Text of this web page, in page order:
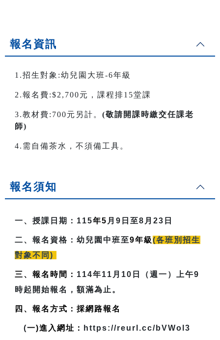
報名資訊
1.招生對象:幼兒園大班-6年級
2.報名費:$2,700元，課程排15堂課
3.教材費:700元另計。 (敬請開課時繳交任課老
師)
4.需自備茶水，不須備工具。
報名須知
一、授課日期： 115年5 月9日至8月23日
二、報名資格： 幼兒園中班至9年級(各班別招生
對象不同)
三、報名時間： 114年11月10日（週一）上午9
時起開始報名，額滿為止。
四、報名方式：採網路報名
(一)進入網址： https://reurl.cc/bVWol3